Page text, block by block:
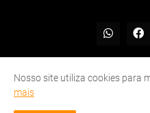
Inicio
Nosso site utiliza cookies para
mais